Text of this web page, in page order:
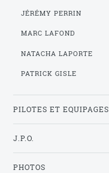
JÉRÉMY PERRIN
MARC LAFOND
NATACHA LAPORTE
PATRICK GISLE
PILOTES ET EQUIPAGES
J.P.O.
PHOTOS